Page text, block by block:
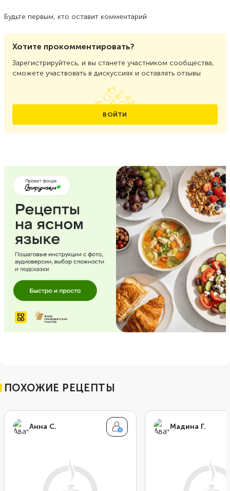
Будьте первым, кто оставит комментарий
Хотите прокомментировать?
Зарегистрируйтесь, и вы станете участником сообщества,
сможете участвовать в дискуссиях и оставлять отзывы
ВОЙТИ
ПОХОЖИЕ РЕЦЕПТЫ
Анна С. Мадина Г.